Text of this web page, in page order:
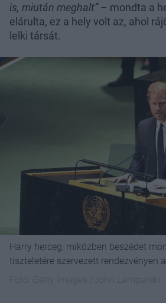
is, miután meghalt”– mondta a
elárulta, ez a hely volt az, ahol
lelki társát.
Harry herceg, miközben beszédet
tiszteletére szervezett rendezvényen